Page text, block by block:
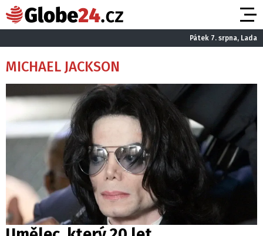
Pátek 7. srpna, Lada
MICHAEL JACKSON